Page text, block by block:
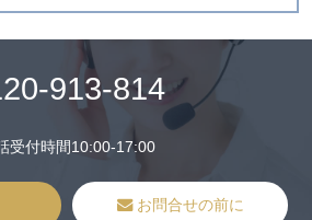
913-814
受付時間10:00-17:00
お問合せの前に